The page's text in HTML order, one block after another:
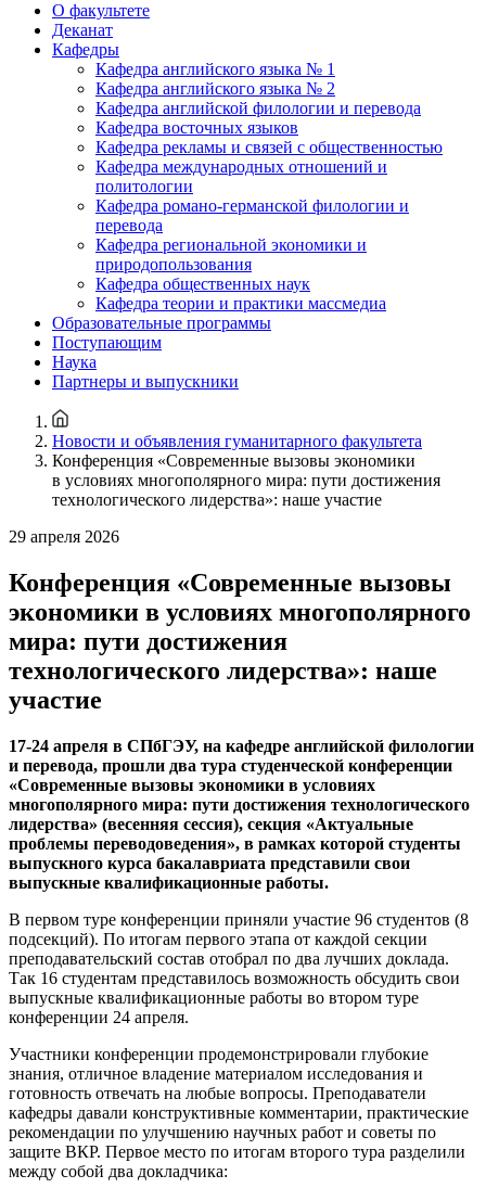
О факультете
Деканат
Кафедры
Кафедра английского языка № 1
Кафедра английского языка № 2
Кафедра английской филологии и перевода
Кафедра восточных языков
Кафедра рекламы и связей с общественностью
Кафедра международных отношений и
политологии
Кафедра романо-германской филологии и
перевода
Кафедра региональной экономики и
природопользования
Кафедра общественных наук
Кафедра теории и практики массмедиа
Образовательные программы
Поступающим
Наука
Партнеры и выпускники
Новости и объявления гуманитарного факультета
Конференция «Современные вызовы экономики
в условиях многополярного мира: пути достижения
технологического лидерства»: наше участие
29 апреля 2026
Конференция «Современные вызовы
экономики в условиях многополярного
мира: пути достижения
технологического лидерства»: наше
участие
17-24 апреля в СПбГЭУ, на кафедре английской филологии
и перевода, прошли два тура студенческой конференции
«Современные вызовы экономики в условиях
многополярного мира: пути достижения технологического
лидерства» (весенняя сессия), секция «Актуальные
проблемы переводоведения», в рамках которой студенты
выпускного курса бакалавриата представили свои
выпускные квалификационные работы.
В первом туре конференции приняли участие 96 студентов (8
подсекций). По итогам первого этапа от каждой секции
преподавательский состав отобрал по два лучших доклада.
Так 16 студентам представилось возможность обсудить свои
выпускные квалификационные работы во втором туре
конференции 24 апреля.
Участники конференции продемонстрировали глубокие
знания, отличное владение материалом исследования и
готовность отвечать на любые вопросы. Преподаватели
кафедры давали конструктивные комментарии, практические
рекомендации по улучшению научных работ и советы по
защите ВКР. Первое место по итогам второго тура разделили
между собой два докладчика: